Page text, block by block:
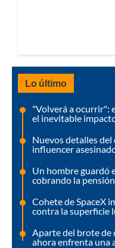
Lo último
"Volverá a ocurrir":
el inevitable
Nuevos detalles del
influencer
Un hombre guardó
cobrando la
Cohete de SpaceX
contra la superficie
Aparte del brote de
ahora enfrenta una